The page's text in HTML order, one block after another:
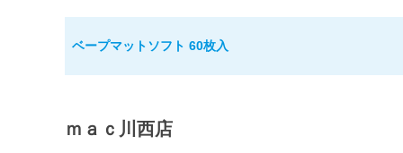
ベープマットソフト 60枚入
ｍａｃ川西店